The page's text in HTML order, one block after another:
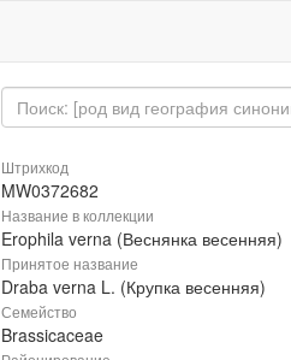
Штрихкод
MW0372682
Название в коллекции
Erophila verna (Веснянка весенняя)
Принятое название
Draba verna L. (Крупка весенняя)
Семейство
Brassicaceae